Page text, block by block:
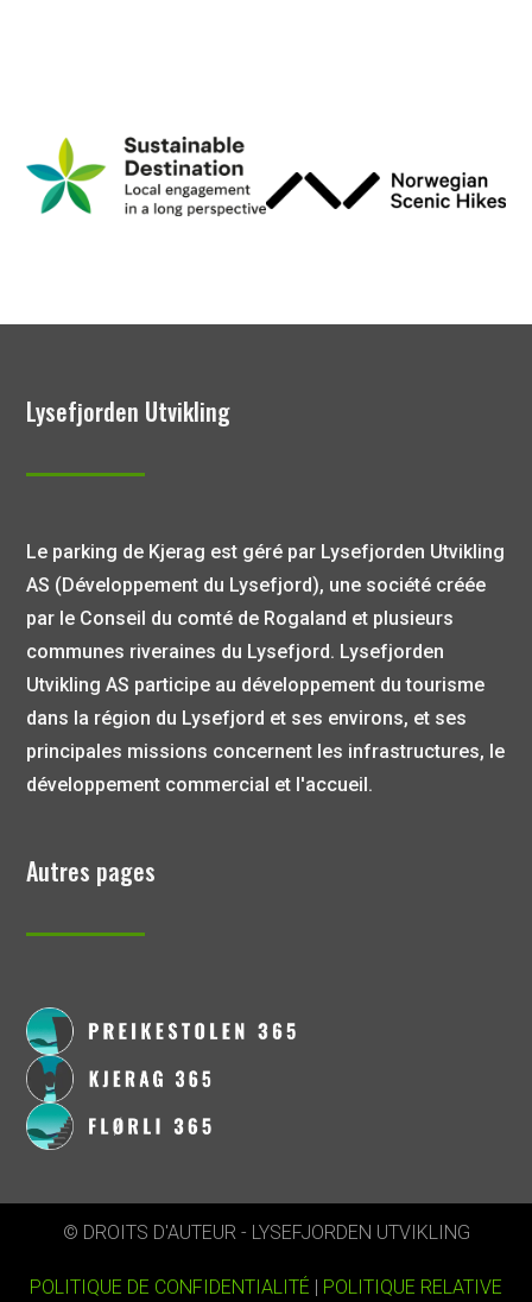
Lysefjorden Utvikling
Le parking de Kjerag est géré par Lysefjorden Utvikling
AS (Développement du Lysefjord), une société créée
par le Conseil du comté de Rogaland et plusieurs
communes riveraines du Lysefjord. Lysefjorden
Utvikling AS participe au développement du tourisme
dans la région du Lysefjord et ses environs, et ses
principales missions concernent les infrastructures, le
développement commercial et l'accueil.
Autres pages
© DROITS D'AUTEUR - LYSEFJORDEN UTVIKLING
POLITIQUE DE CONFIDENTIALITÉ | POLITIQUE RELATIVE